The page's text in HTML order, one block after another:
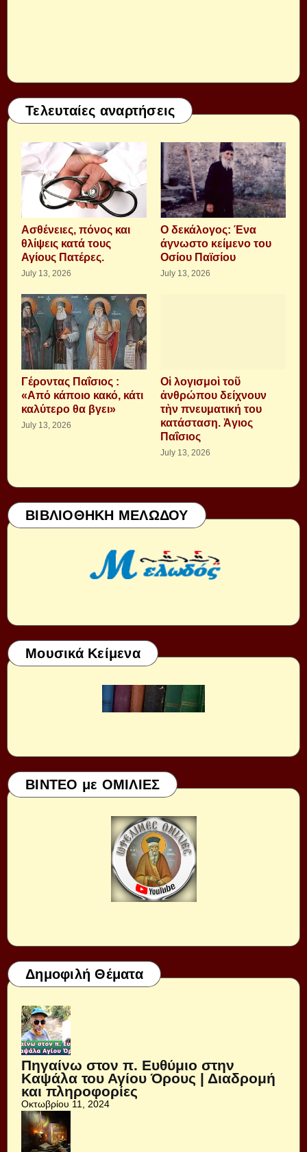
Τελευταίες αναρτήσεις
Aσθένειες, πόνος και
θλίψεις κατά τους
Αγίους Πατέρες.
July 13, 2026
Ο δεκάλογος: Ένα
άγνωστο κείμενο του
Οσίου Παϊσίου
July 13, 2026
Γέροντας Παΐσιος :
«Από κάποιο κακό, κάτι
καλύτερο θα βγει»
July 13, 2026
Οἱ λογισμοὶ τοῦ
ἀνθρώπου δείχνουν
τὴν πνευματική του
κατάσταση. Ἁγιος
Παΐσιος
July 13, 2026
ΒΙΒΛΙΟΘΗΚΗ ΜΕΛΩΔΟΥ
Μουσικά Κείμενα
ΒΙΝΤΕΟ με ΟΜΙΛΙΕΣ
Δημοφιλή Θέματα
Πηγαίνω στον π. Ευθύμιο στην
Καψάλα του Αγίου Όρους | Διαδρομή
και πληροφορίες
Οκτωβρίου 11, 2024